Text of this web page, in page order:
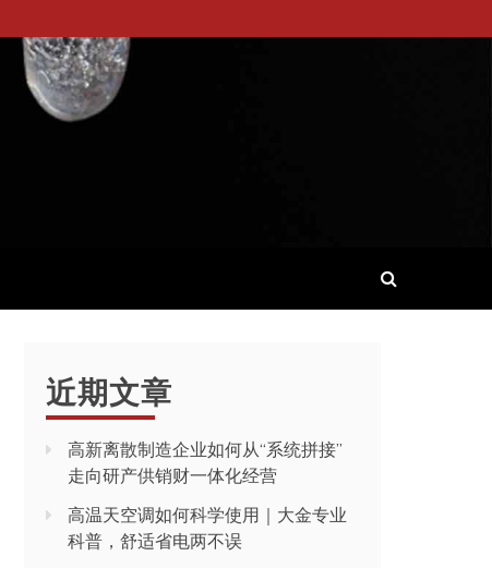
近期文章
高新离散制造企业如何从“系统拼接”
走向研产供销财一体化经营
高温天空调如何科学使用｜大金专业
科普，舒适省电两不误